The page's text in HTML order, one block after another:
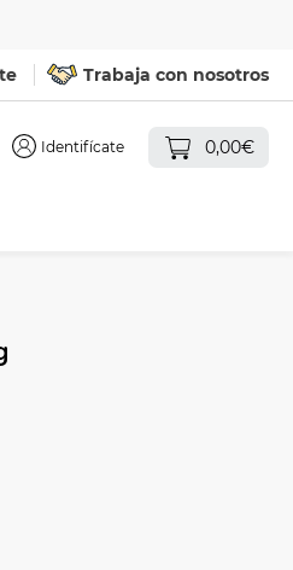
Trabaja con nosotros
Identifícate 0,00€